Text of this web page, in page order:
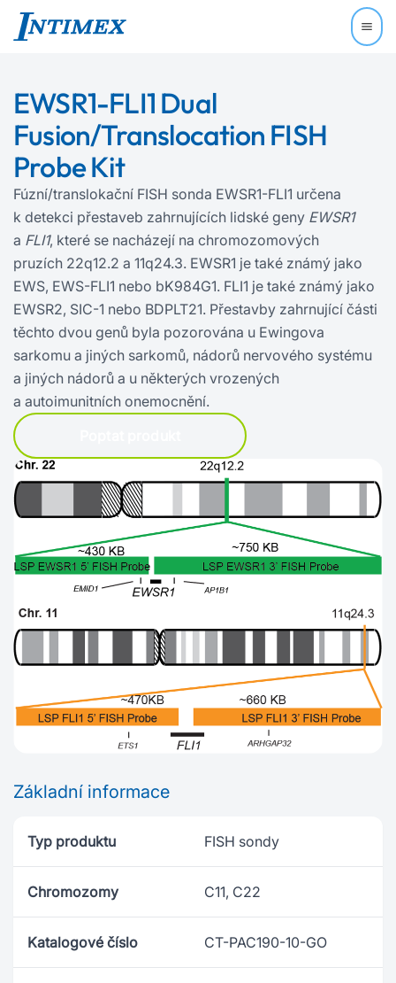
EWSR1-FLI1 Dual
Fusion/Translocation FISH
Probe Kit
Fúzní/translokační FISH sonda EWSR1-FLI1 určena
k detekci přestaveb zahrnujících lidské geny EWSR1
a FLI1, které se nacházejí na chromozomových
pruzích 22q12.2 a 11q24.3. EWSR1 je také známý jako
EWS, EWS‍-‍FLI1 nebo bK984G1. FLI1 je také známý jako
EWSR2, SIC-1 nebo BDPLT21. Přestavby zahrnující části
těchto dvou genů byla pozorována u Ewingova
sarkomu a jiných sarkomů, nádorů nervového systému
a jiných nádorů a u některých vrozených
a autoimunitních onemocnění.
Základní informace
Typ produktu FISH sondy
Chromozomy C11, C22
Katalogové číslo CT-PAC190-10-GO